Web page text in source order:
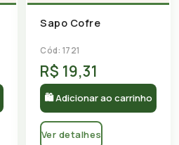
Sapo Cofre
Cód: 1721
R$ 19,31
🛍 Adicionar ao carrinho
Ver detalhes